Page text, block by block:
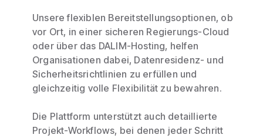
Unsere flexiblen Bereitstellungsoptionen, ob
vor Ort, in einer sicheren Regierungs-Cloud
oder über das DALIM-Hosting, helfen
Organisationen dabei, Datenresidenz- und
Sicherheitsrichtlinien zu erfüllen und
gleichzeitig volle Flexibilität zu bewahren.
Die Plattform unterstützt auch detaillierte
Projekt-Workflows, bei denen jeder Schritt